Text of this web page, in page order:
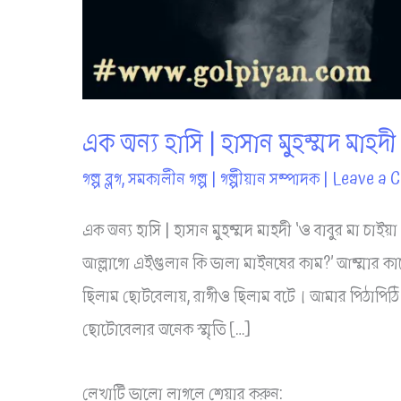
এক অন্য হাসি | হাসান মুহম্মদ মাহদী
গল্প ব্লগ,সমকালীন গল্প| গল্পীয়ান সম্পাদক| Leave a
এক অন্য হাসি | হাসান মুহম্মদ মাহদী ‘ও বাবুর মা
আল্লাগো এইগুলান কি ভালা মাইনষের কাম?’ আম্মার
ছিলাম ছোটবেলায়, রাগীও ছিলাম বটে। আমার
ছোটোবেলার অনেক স্মৃতি […]
লেখাটি ভালো লাগলে শেয়ার করুন: